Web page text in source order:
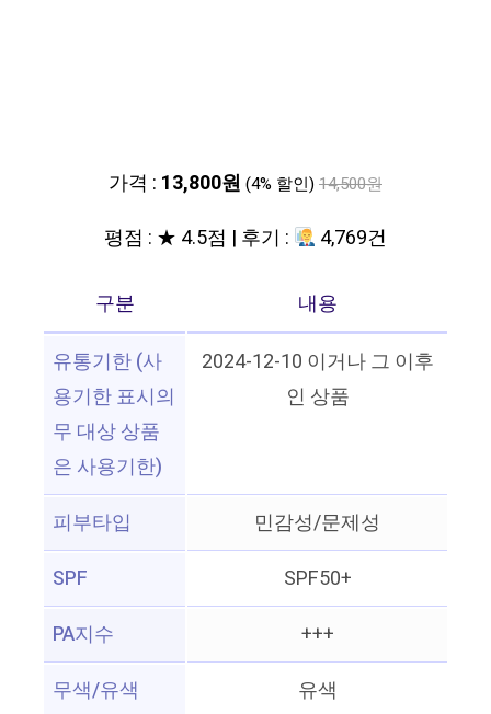
가격 : 13,800원 (4% 할인) 14,500원
평점 : ★ 4.5점 | 후기 : 4,769건
구분
내용
유통기한 (사
용기한 표시의
무 대상 상품
은 사용기한)
2024-12-10 이거나 그 이후
인 상품
피부타입
민감성/문제성
SPF
SPF50+
PA지수
+++
무색/유색
유색